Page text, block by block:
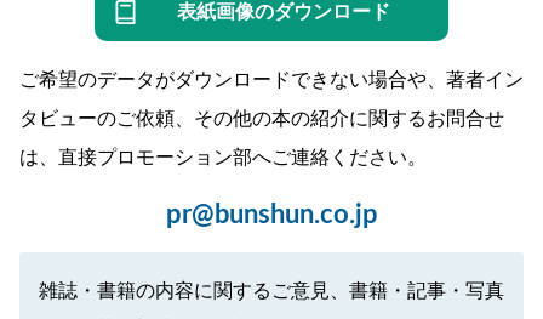
表紙画像のダウンロード
ご希望のデータがダウンロードできない場合や、著者イン
タビューのご依頼、その他の本の紹介に関するお問合せ
は、直接プロモーション部へご連絡ください。
pr@bunshun.co.jp
雑誌・書籍の内容に関するご意見、書籍・記事・写真